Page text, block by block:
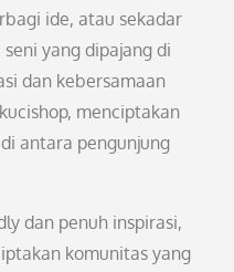
ide, atau sekadar
yang dipajang di
dan kebersamaan
menciptakan
antara pengunjung
dan penuh inspirasi,
komunitas yang